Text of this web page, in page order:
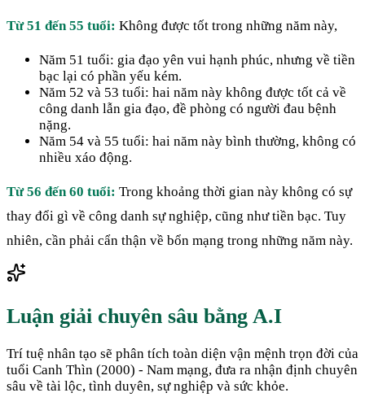
Từ 51 đến 55 tuổi: Không được tốt trong những năm này,
Năm 51 tuổi: gia đạo yên vui hạnh phúc, nhưng về tiền
bạc lại có phần yếu kém.
Năm 52 và 53 tuổi: hai năm này không được tốt cả về
công danh lẫn gia đạo, đề phòng có người đau bệnh
nặng.
Năm 54 và 55 tuổi: hai năm này bình thường, không có
nhiều xáo động.
Từ 56 đến 60 tuổi: Trong khoảng thời gian này không có sự
thay đổi gì về công danh sự nghiệp, cũng như tiền bạc. Tuy
nhiên, cần phải cẩn thận về bổn mạng trong những năm này.
Luận giải chuyên sâu bằng A.I
Trí tuệ nhân tạo sẽ phân tích toàn diện vận mệnh trọn đời của
tuổi Canh Thìn (2000) - Nam mạng, đưa ra nhận định chuyên
sâu về tài lộc, tình duyên, sự nghiệp và sức khỏe.